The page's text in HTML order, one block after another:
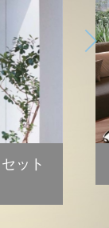
ット